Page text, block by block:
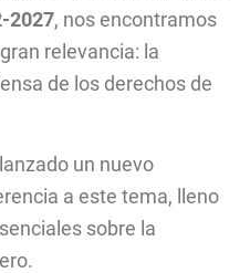
2027, nos encontramos
relevancia: la
de los derechos de
un nuevo
a este tema, lleno
sobre la